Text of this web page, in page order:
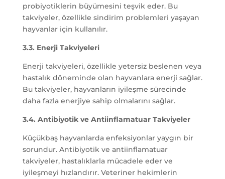
probiyotiklerin büyümesini teşvik eder. Bu
takviyeler, özellikle sindirim problemleri yaşayan
hayvanlar için kullanılır.
3.3. Enerji Takviyeleri
Enerji takviyeleri, özellikle yetersiz beslenen veya
hastalık döneminde olan hayvanlara enerji sağlar.
Bu takviyeler, hayvanların iyileşme sürecinde
daha fazla enerjiye sahip olmalarını sağlar.
3.4. Antibiyotik ve Antiinflamatuar Takviyeler
Küçükbaş hayvanlarda enfeksiyonlar yaygın bir
sorundur. Antibiyotik ve antiinflamatuar
takviyeler, hastalıklarla mücadele eder ve
iyileşmeyi hızlandırır. Veteriner hekimlerin